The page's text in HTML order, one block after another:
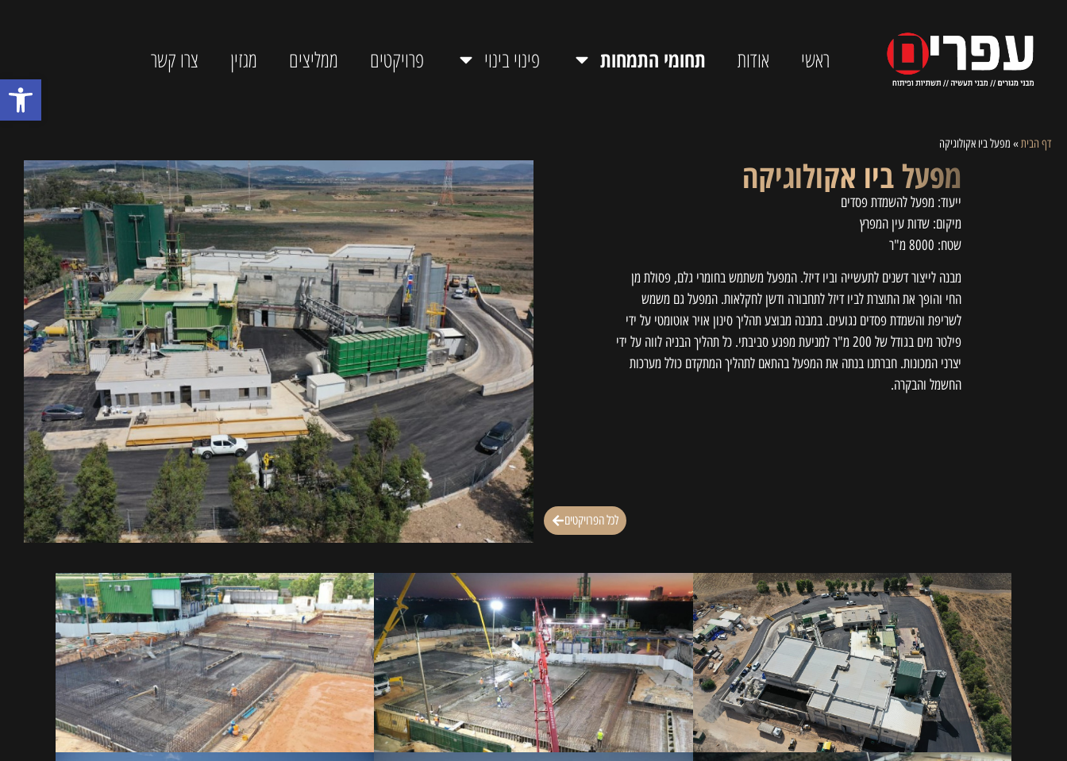
פתח
ראשי אודות תחומי התמחות פינוי בינוי פרויקטים ממליצים מגזין צרו קשר
דף הבית» מפעל ביו אקולוגיקה
מפעל ביו אקולוגיקה
ייעוד: מפעל להשמדת פסדים
מיקום: שדות עין המפרץ
שטח: 8000 מ"ר
מבנה לייצור דשנים לתעשייה וביו דיזל. המפעל משתמש בחומרי גלם, פסולת מן
החי והופך את התוצרת לביו דיזל לתחבורה ודשן לחקלאות. המפעל גם משמש
לשריפת והשמדת פסדים נגועים. במבנה מבוצע תהליך סינון אויר אוטומטי על ידי
פילטר מים בגודל של 200 מ"ר למניעת מפגע סביבתי. כל תהליך הבניה לווה על ידי
יצרני המכונות. חברתנו בנתה את המפעל בהתאם לתהליך המתקדם כולל מערכות
החשמל והבקרה.
לכל הפרויקטים